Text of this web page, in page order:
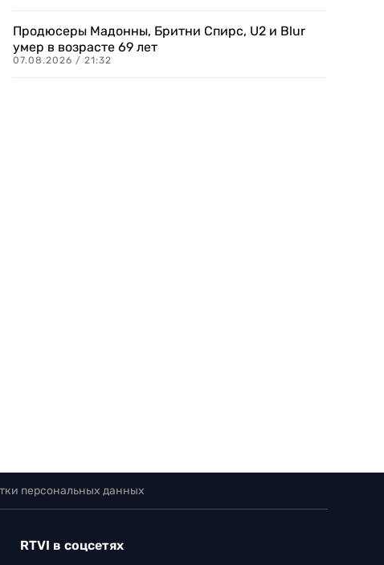
Продюсеры Мадонны, Бритни Спирс, U2 и Blur
умер в возрасте 69 лет
07.08.2026 / 21:32
персональных данных
RTVI в соцсетях